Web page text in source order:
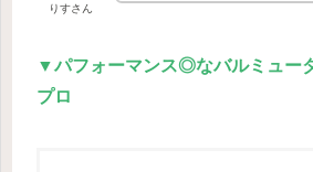
りすさん
▼パフォーマンス◎なバルミュー
プロ